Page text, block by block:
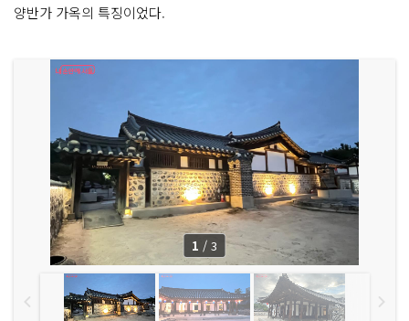
양반가 가옥의 특징이었다.
1 / 3